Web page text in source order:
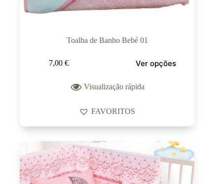
Toalha de Banho Bebé 01
7,00 € Ver opções
Visualização rápida
FAVORITOS